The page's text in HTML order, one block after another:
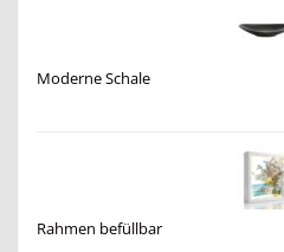
Moderne Schale
Rahmen befüllbar